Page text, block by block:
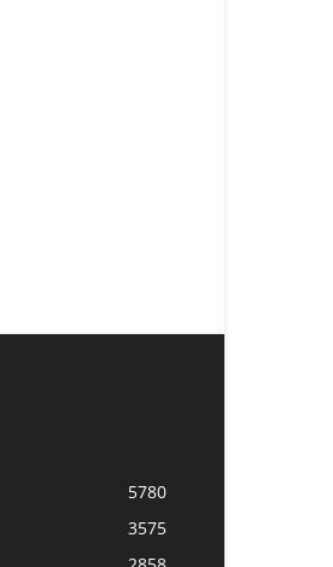
5780
3575